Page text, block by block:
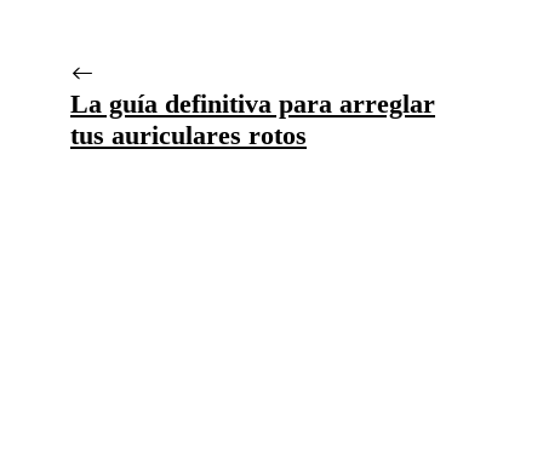
La guía definitiva para arreglar
tus auriculares rotos